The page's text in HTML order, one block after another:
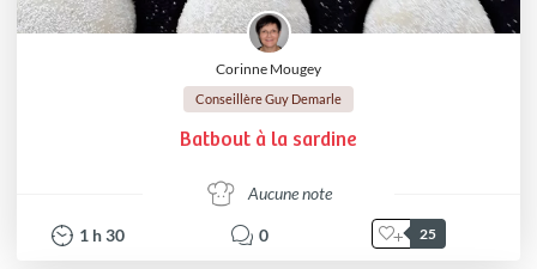
Corinne Mougey
Conseillère Guy Demarle
Batbout à la sardine
Aucune note
1 h30 0 25